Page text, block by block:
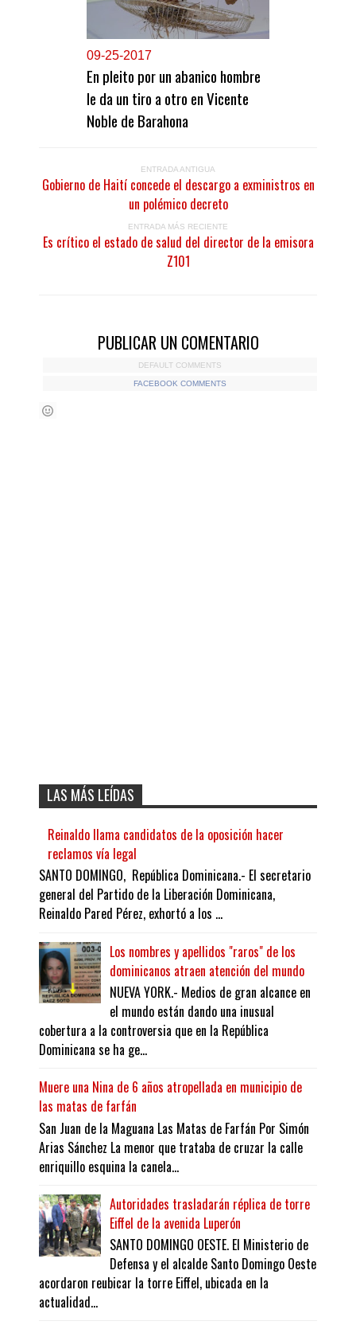
09-25-2017
En pleito por un abanico hombre
le da un tiro a otro en Vicente
Noble de Barahona
ENTRADA ANTIGUA
Gobierno de Haití concede el descargo a exministros en
un polémico decreto
ENTRADA MÁS RECIENTE
Es crítico el estado de salud del director de la emisora
Z101
PUBLICAR UN COMENTARIO
DEFAULT COMMENTS
FACEBOOK COMMENTS
LAS MÁS LEÍDAS
Reinaldo llama candidatos de la oposición hacer
reclamos vía legal
SANTO DOMINGO, República Dominicana.- El secretario
general del Partido de la Liberación Dominicana,
Reinaldo Pared Pérez, exhortó a los ...
Los nombres y apellidos "raros" de los
dominicanos atraen atención del mundo
NUEVA YORK.- Medios de gran alcance en
el mundo están dando una inusual
cobertura a la controversia que en la República
Dominicana se ha ge...
Muere una Nina de 6 años atropellada en municipio de
las matas de farfán
San Juan de la Maguana Las Matas de Farfán Por Simón
Arias Sánchez La menor que trataba de cruzar la calle
enriquillo esquina la canela...
Autoridades trasladarán réplica de torre
Eiffel de la avenida Luperón
SANTO DOMINGO OESTE. El Ministerio de
Defensa y el alcalde Santo Domingo Oeste
acordaron reubicar la torre Eiffel, ubicada en la
actualidad...